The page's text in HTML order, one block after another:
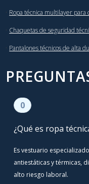
· Ropa técnica multilayer
· Chaquetas de seguridad
· Pantalones técnicos de alta
0
¿Qué es ropa
Es vestuario
antiestáticas y térmicas,
alto riesgo laboral.